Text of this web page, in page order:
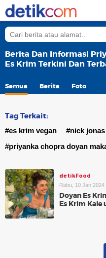
Berita Dan Informasi
Es Krim Terkini Dan
Semua Berita Foto
Tag Terkait:
#es krim vegan #nick jonas
#priyanka chopra doyan
detikFood
Rabu, 10 Jan 2024
Doyan Es
Es Krim Kale